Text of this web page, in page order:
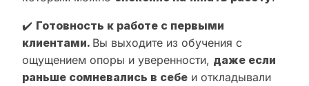
✔️ Готовность к работе с первыми
клиентами. Вы выходите из обучения с
ощущением опоры и уверенности, даже если
раньше сомневались в себе и откладывали